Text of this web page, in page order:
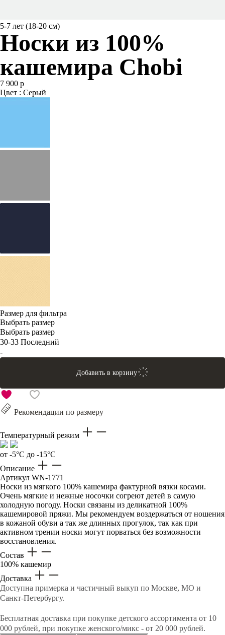
5-7 лет (18-20 см)
Носки из 100%
кашемира Chobi
7 900 р
Цвет : Серый
Размер для фильтра
Выбрать размер
Выбрать размер
30-33 Последний
-
Добавить в корзину
Рекомендации по размеру
Температурный режим
от -5°C до -15°C
Описание
Артикул WN-1771
Носки из мягкого 100% кашемира фактурной вязки косами.
Очень мягкие и нежные носочки согреют детей в самую
холодную погоду. Носки связаны из деликатной 100%
кашемировой пряжи. Мы рекомендуем воздержаться от ношения
в кожаной обуви а так же длинных прогулок, так как при
активном трении носки могут порваться без возможности
восстановления.
Состав
100% кашемир
Доставка
Доступна примерка и частичный выкуп по Москве, МО и
Санкт-Петербургу.
Бесплатная доставка при покупке детского ассортимента от 10
000 рублей, при покупке женского/микс - от 20 000 рублей.